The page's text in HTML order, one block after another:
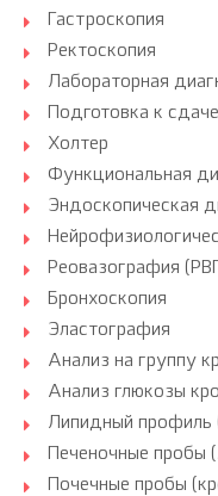
Гастроскопия
Ректоскопия
Лабораторная
Подготовка к
Холтер
Функциональная
Эндоскопическая
Реовазография
Бронхоскопия
Эластография
Анализ на группу
Анализ глюкозы
Липидный профиль
Печеночные
Почечные пробы